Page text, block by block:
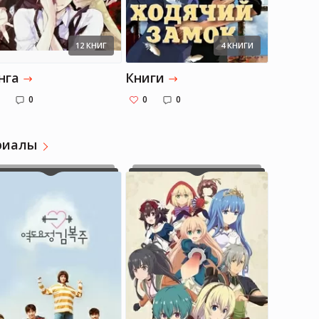
12 КНИГ
0
4 КНИГИ
Книги
0 0
Елизавета Елизавета